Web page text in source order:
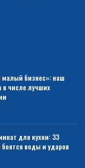
бизнес»: наш
в числе лучших
для кухни: 33
воды и ударов